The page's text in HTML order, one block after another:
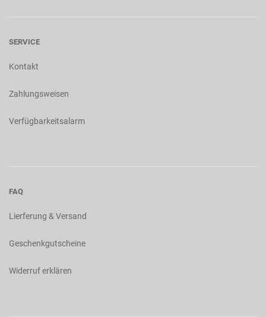
SERVICE
Kontakt
Zahlungsweisen
Verfügbarkeitsalarm
FAQ
Lierferung & Versand
Geschenkgutscheine
Widerruf erklären